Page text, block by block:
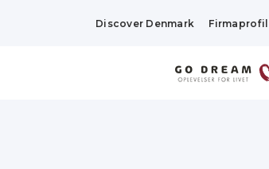
Discover Denmark Firmaprofil